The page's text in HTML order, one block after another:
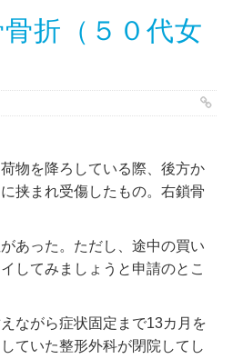
折（５０代女
物を降ろしている際、後方か
挟まれ受傷したもの。右鎖骨
あった。ただし、途中の買い
してみましょうと申請のとこ
ながら症状固定まで13カ月を
ていた整形外科が閉院してし